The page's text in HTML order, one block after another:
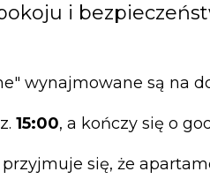
i
wynajmowane są na
15:00, a kończy się o
się, że